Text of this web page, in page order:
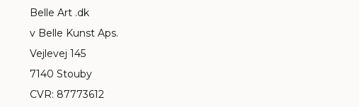
Belle Art .dk
v Belle Kunst Aps.
Vejlevej 145
7140 Stouby
CVR: 87773612